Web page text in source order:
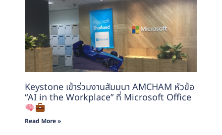
Keystone เข้าร่วมงานสัมมนา AMCHAM หัวข้อ
“AI in the Workplace” ที่ Microsoft Office
Read More »